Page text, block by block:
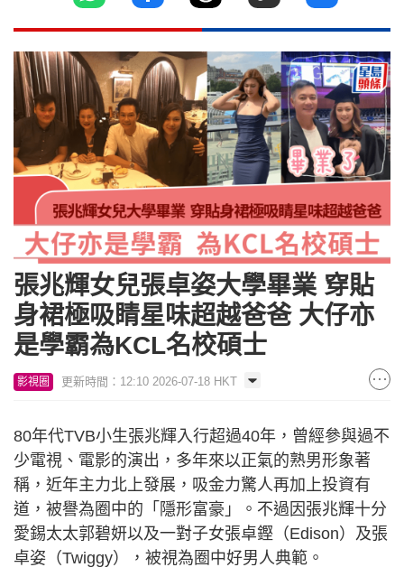
張兆輝女兒張卓姿大學畢業 穿貼
身裙極吸睛星味超越爸爸 大仔亦
是學霸為KCL名校碩士
影視圈 更新時間：12:10 2026-07-18 HKT
80年代TVB小生張兆輝入行超過40年，曾經參與過不
少電視、電影的演出，多年來以正氣的熟男形象著
稱，近年主力北上發展，吸金力驚人再加上投資有
道，被譽為圈中的「隱形富豪」。不過因張兆輝十分
愛錫太太郭碧妍以及一對子女張卓鏗（Edison）及張
卓姿（Twiggy），被視為圈中好男人典範。